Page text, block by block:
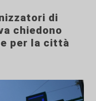
di
chiedono
per la città